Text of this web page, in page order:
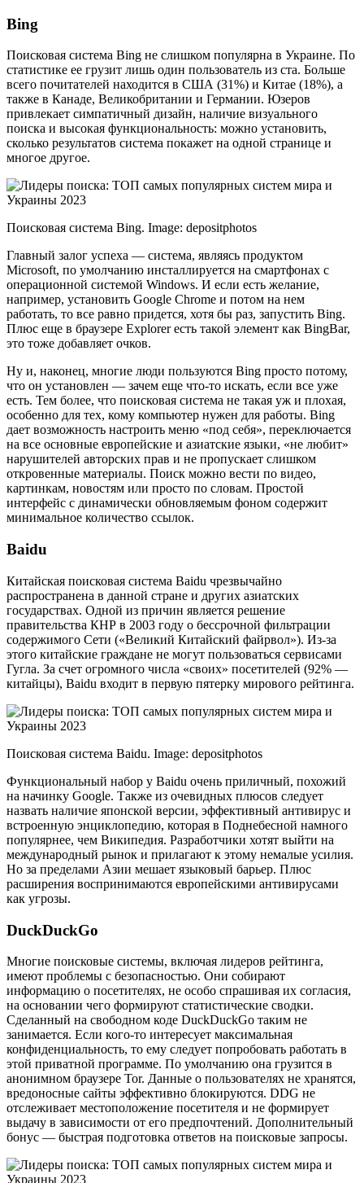
Bing
Поисковая система Bing не слишком популярна в Украине. По
статистике ее грузит лишь один пользователь из ста. Больше
всего почитателей находится в США (31%) и Китае (18%), а
также в Канаде, Великобритании и Германии. Юзеров
привлекает симпатичный дизайн, наличие визуального
поиска и высокая функциональность: можно установить,
сколько результатов система покажет на одной странице и
многое другое.
Поисковая система Bing. Image: depositphotos
Главный залог успеха — система, являясь продуктом
Microsoft, по умолчанию инсталлируется на смартфонах с
операционной системой Windows. И если есть желание,
например, установить Google Chrome и потом на нем
работать, то все равно придется, хотя бы раз, запустить Bing.
Плюс еще в браузере Explorer есть такой элемент как BingBar,
это тоже добавляет очков.
Ну и, наконец, многие люди пользуются Bing просто потому,
что он установлен — зачем еще что-то искать, если все уже
есть. Тем более, что поисковая система не такая уж и плохая,
особенно для тех, кому компьютер нужен для работы. Bing
дает возможность настроить меню «под себя», переключается
на все основные европейские и азиатские языки, «не любит»
нарушителей авторских прав и не пропускает слишком
откровенные материалы. Поиск можно вести по видео,
картинкам, новостям или просто по словам. Простой
интерфейс с динамически обновляемым фоном содержит
минимальное количество ссылок.
Baidu
Китайская поисковая система Baidu чрезвычайно
распространена в данной стране и других азиатских
государствах. Одной из причин является решение
правительства КНР в 2003 году о бессрочной фильтрации
содержимого Сети («Великий Китайский файрвол»). Из-за
этого китайские граждане не могут пользоваться сервисами
Гугла. За счет огромного числа «своих» посетителей (92% —
китайцы), Baidu входит в первую пятерку мирового рейтинга.
Поисковая система Baidu. Image: depositphotos
Функциональный набор у Baidu очень приличный, похожий
на начинку Google. Также из очевидных плюсов следует
назвать наличие японской версии, эффективный антивирус и
встроенную энциклопедию, которая в Поднебесной намного
популярнее, чем Википедия. Разработчики хотят выйти на
международный рынок и прилагают к этому немалые усилия.
Но за пределами Азии мешает языковый барьер. Плюс
расширения воспринимаются европейскими антивирусами
как угрозы.
DuckDuckGo
Многие поисковые системы, включая лидеров рейтинга,
имеют проблемы с безопасностью. Они собирают
информацию о посетителях, не особо спрашивая их согласия,
на основании чего формируют статистические сводки.
Сделанный на свободном коде DuckDuckGo таким не
занимается. Если кого-то интересует максимальная
конфиденциальность, то ему следует попробовать работать в
этой приватной программе. По умолчанию она грузится в
анонимном браузере Tor. Данные о пользователях не хранятся,
вредоносные сайты эффективно блокируются. DDG не
отслеживает местоположение посетителя и не формирует
выдачу в зависимости от его предпочтений. Дополнительный
бонус — быстрая подготовка ответов на поисковые запросы.